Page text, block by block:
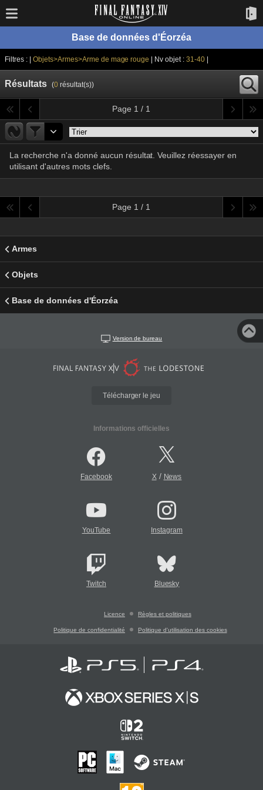
Base de données d'Éorzéa
Filtres : | Objets>Armes>Arme de mage rouge | Nv objet :31-40
Résultats (0résultat(s))
Page 1 / 1
La recherche n'a donné aucun résultat. Veuillez réessayer en
utilisant d'autres mots clefs.
Page 1 / 1
Armes
Objets
Base de données d'Éorzéa
Version de bureau
Télécharger le jeu
Informations officielles
Facebook X/ News
YouTube Instagram
Twitch Bluesky
Licence Règles et politiques
Politique de confidentialité Politique d'utilisation des cookies